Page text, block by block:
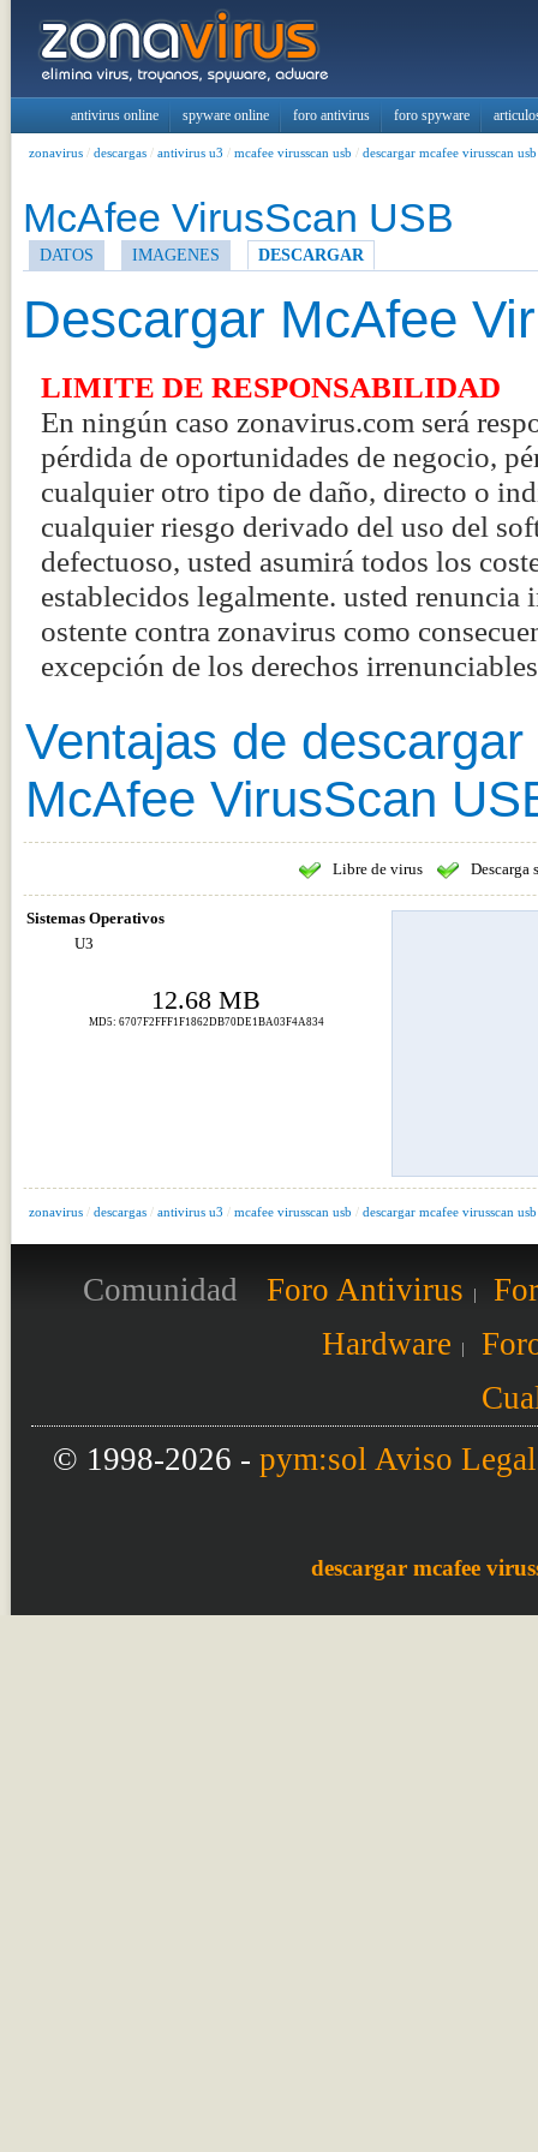
antivirus online spyware online foro antivirus foro spyware
zonavirus / descargas / antivirus u3 / mcafee virusscan usb / descargar mcafee virusscan usb
McAfee VirusScan USB
DATOS IMAGENES DESCARGAR
Descargar McAfee
LIMITE DE RESPONSABILIDAD
En ningún caso zonavirus.com será
pérdida de oportunidades de negocio,
cualquier otro tipo de daño, directo o
cualquier riesgo derivado del uso del
defectuoso, usted asumirá todos los
establecidos legalmente. usted
ostente contra zonavirus como
excepción de los derechos
Ventajas de
McAfee VirusScan
Libre de virus Descarga
Sistemas Operativos
U3
12.68 MB
MD5: 6707F2FFF1F1862DB70DE1BA03F4A834
zonavirus / descargas / antivirus u3 / mcafee virusscan usb / descargar mcafee virusscan usb
Comunidad Foro Antivirus
Hardware
© 1998-2026 - pym:sol Aviso Legal
descargar mcafee